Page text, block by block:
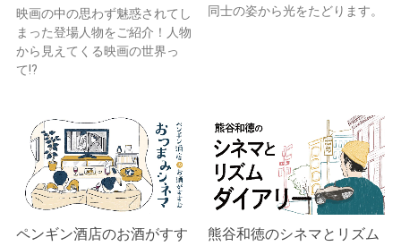
映画の中の思わず魅惑されてし
まった登場人物をご紹介！人物
から見えてくる映画の世界っ
て!?
同士の姿から光をたどります。
ペンギン酒店のお酒がすす
熊谷和徳のシネマとリズム